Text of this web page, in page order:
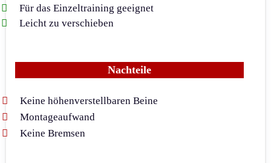
Für das Einzeltraining geeignet
Leicht zu verschieben
Nachteile
Keine höhenverstellbaren Beine
Montageaufwand
Keine Bremsen